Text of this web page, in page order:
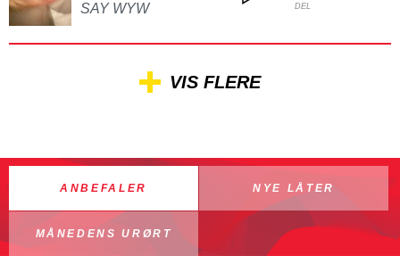
SAY WYW
DEL
VIS FLERE
ANBEFALER NYE LÅTER
MÅNEDENS URØRT